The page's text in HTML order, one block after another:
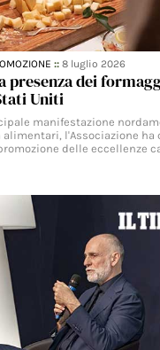
::8 luglio 2026
presenza dei
Uniti
manifestazione
l'Associazione ha
delle eccellenze